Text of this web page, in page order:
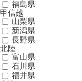
福島県
甲信越
山梨県
新潟県
長野県
北陸
富山県
石川県
福井県